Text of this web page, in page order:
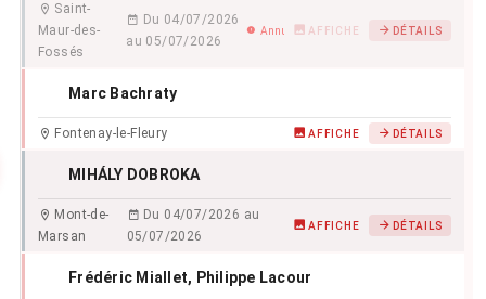
Saint-
Maur-des-
Fossés
Du 04/07/2026
au 05/07/2026
Annulé AFFICHE DÉTAILS
Marc Bachraty
Fontenay-le-Fleury AFFICHE DÉTAILS
MIHÁLY DOBROKA
Mont-de-
Marsan
Du 04/07/2026 au
05/07/2026
AFFICHE DÉTAILS
Frédéric Miallet, Philippe Lacour